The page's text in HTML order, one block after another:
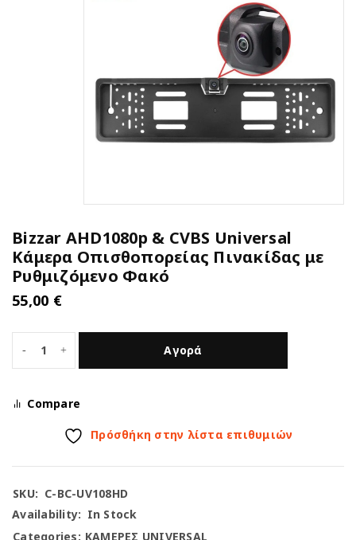
Bizzar AHD1080p & CVBS Universal
Κάμερα Οπισθοπορείας Πινακίδας με
Ρυθμιζόμενο Φακό
55,00 €
Αγορά
Compare
Πρόσθήκη στην λίστα επιθυμιών
SKU: C-BC-UV108HD
Availability: In Stock
Categories: ΚΑΜΕΡΕΣ UNIVERSAL